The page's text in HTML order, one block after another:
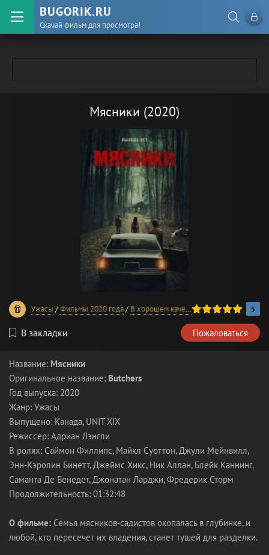
BUGORIK.RU
Скачай фильм для просмотра!
Мясники (2020)
Ужасы /Фильмы 2020 года/ В хорошем качестве
100 1 2 3 4 5 5
В закладки Пожаловаться
Название: Мясники
Оригинальное название: Butchers
Год выпуска: 2020
Жанр: Ужасы
Выпущено: Канада, UNIT XIX
Режиссер: Адриан Лэнгли
В ролях: Саймон Филлипс, Майкл Суоттон, Джули Мейнвилл,
Энн-Кэролин Бинетт, Джеймс Хикс, Ник Аллан, Блейк Каннинг,
Саманта Де Бенедет, Джонатан Ларджи, Фредерик Сторм
Продолжительность: 01:32:48
О фильме: Семья мясников-садистов окопалась в глубинке, и
любой, кто пересечет их владения, станет тушей для разделки.